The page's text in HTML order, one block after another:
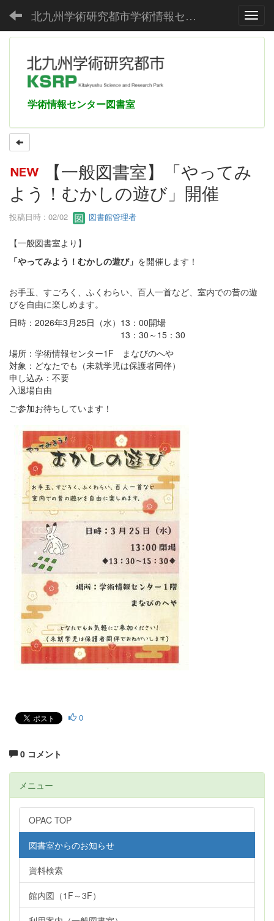
北九州学術研究都市学術情報センター
学術情報センター図書室
【一般図書室】「やってみ
よう！むかしの遊び」開催
投稿日時 : 02/02 図書館管理者
【一般図書室より】
「やってみよう！むかしの遊び」 を開催します！
お手玉、すごろく、ふくわらい、百人一首など、室内での昔の遊
びを自由に楽しめます。
日時：2026年3月25日（水）13：00開場
13：30～15：30
場所：学術情報センター1F まなびのへや
対象：どなたでも（未就学児は保護者同伴）
申し込み：不要
入退場自由
ご参加お待ちしています！
0
0 コメント
メニュー
OPAC TOP
図書室からのお知らせ
資料検索
館内図（1F～3F）